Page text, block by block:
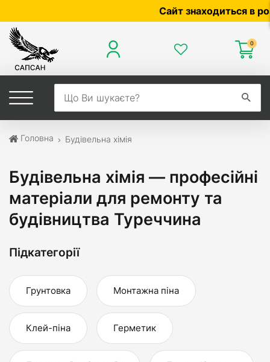
Сайт знаходиться в
0
Головна Будівельна хімія
Будівельна хімія — професійні
матеріали для ремонту та
будівництва Туреччина
Підкатегорії
Грунтовка Монтажна піна
Клей-піна Герметик